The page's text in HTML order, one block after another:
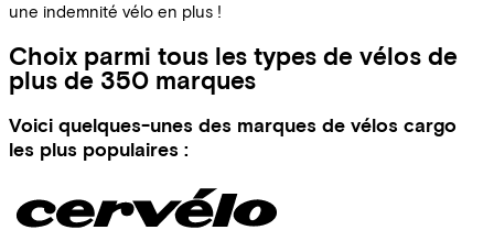
une indemnité vélo en plus !
Choix parmi tous les types de vélos de
plus de 350 marques
Voici quelques-unes des marques de vélos cargo
les plus populaires :